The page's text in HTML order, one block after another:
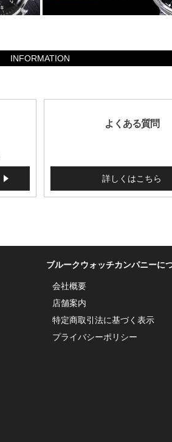
INFORMATION
よくある質問
詳しくはこちら
ブルークウォッチカンパニーに
会社概要
店舗案内
特定商取引法に基づく表示
プライバシーポリシー